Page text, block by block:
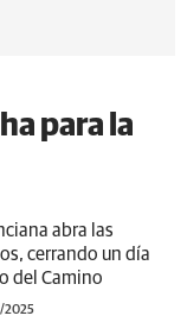
para la
abra las
cerrando un día
del Camino
2025